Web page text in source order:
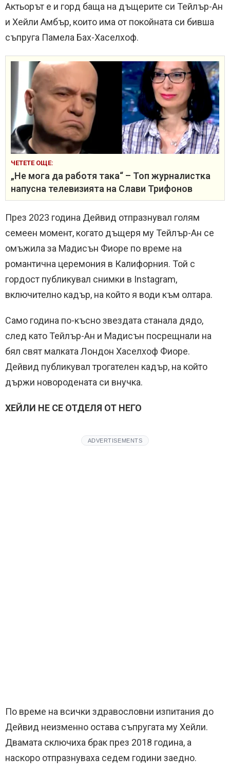
Актьорът е и горд баща на дъщерите си Тейлър-Ан
и Хейли Амбър, които има от покойната си бивша
съпруга Памела Бах-Хаселхоф.
ЧЕТЕТЕ ОЩЕ:
„Не мога да работя така“ – Топ журналистка
напусна телевизията на Слави Трифонов
През 2023 година Дейвид отпразнувал голям
семеен момент, когато дъщеря му Тейлър-Ан се
омъжила за Мадисън Фиоре по време на
романтична церемония в Калифорния. Той с
гордост публикувал снимки в Instagram,
включително кадър, на който я води към олтара.
Само година по-късно звездата станала дядо,
след като Тейлър-Ан и Мадисън посрещнали на
бял свят малката Лондон Хаселхоф Фиоре.
Дейвид публикувал трогателен кадър, на който
държи новородената си внучка.
ХЕЙЛИ НЕ СЕ ОТДЕЛЯ ОТ НЕГО
ADVERTISEMENTS
По време на всички здравословни изпитания до
Дейвид неизменно остава съпругата му Хейли.
Двамата сключиха брак през 2018 година, а
наскоро отпразнуваха седем години заедно.